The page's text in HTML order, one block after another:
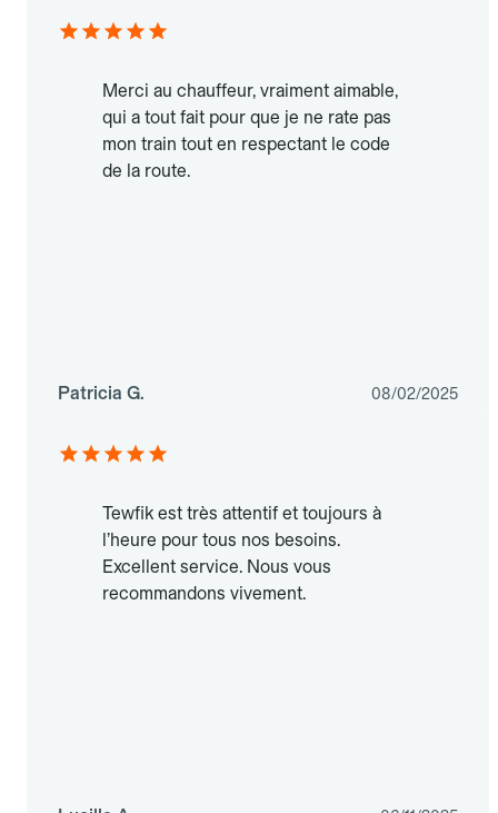
Merci au chauffeur, vraiment aimable,
qui a tout fait pour que je ne rate pas
mon train tout en respectant le code
de la route.
Patricia G. 08/02/2025
Tewfik est très attentif et toujours à
l’heure pour tous nos besoins.
Excellent service. Nous vous
recommandons vivement.